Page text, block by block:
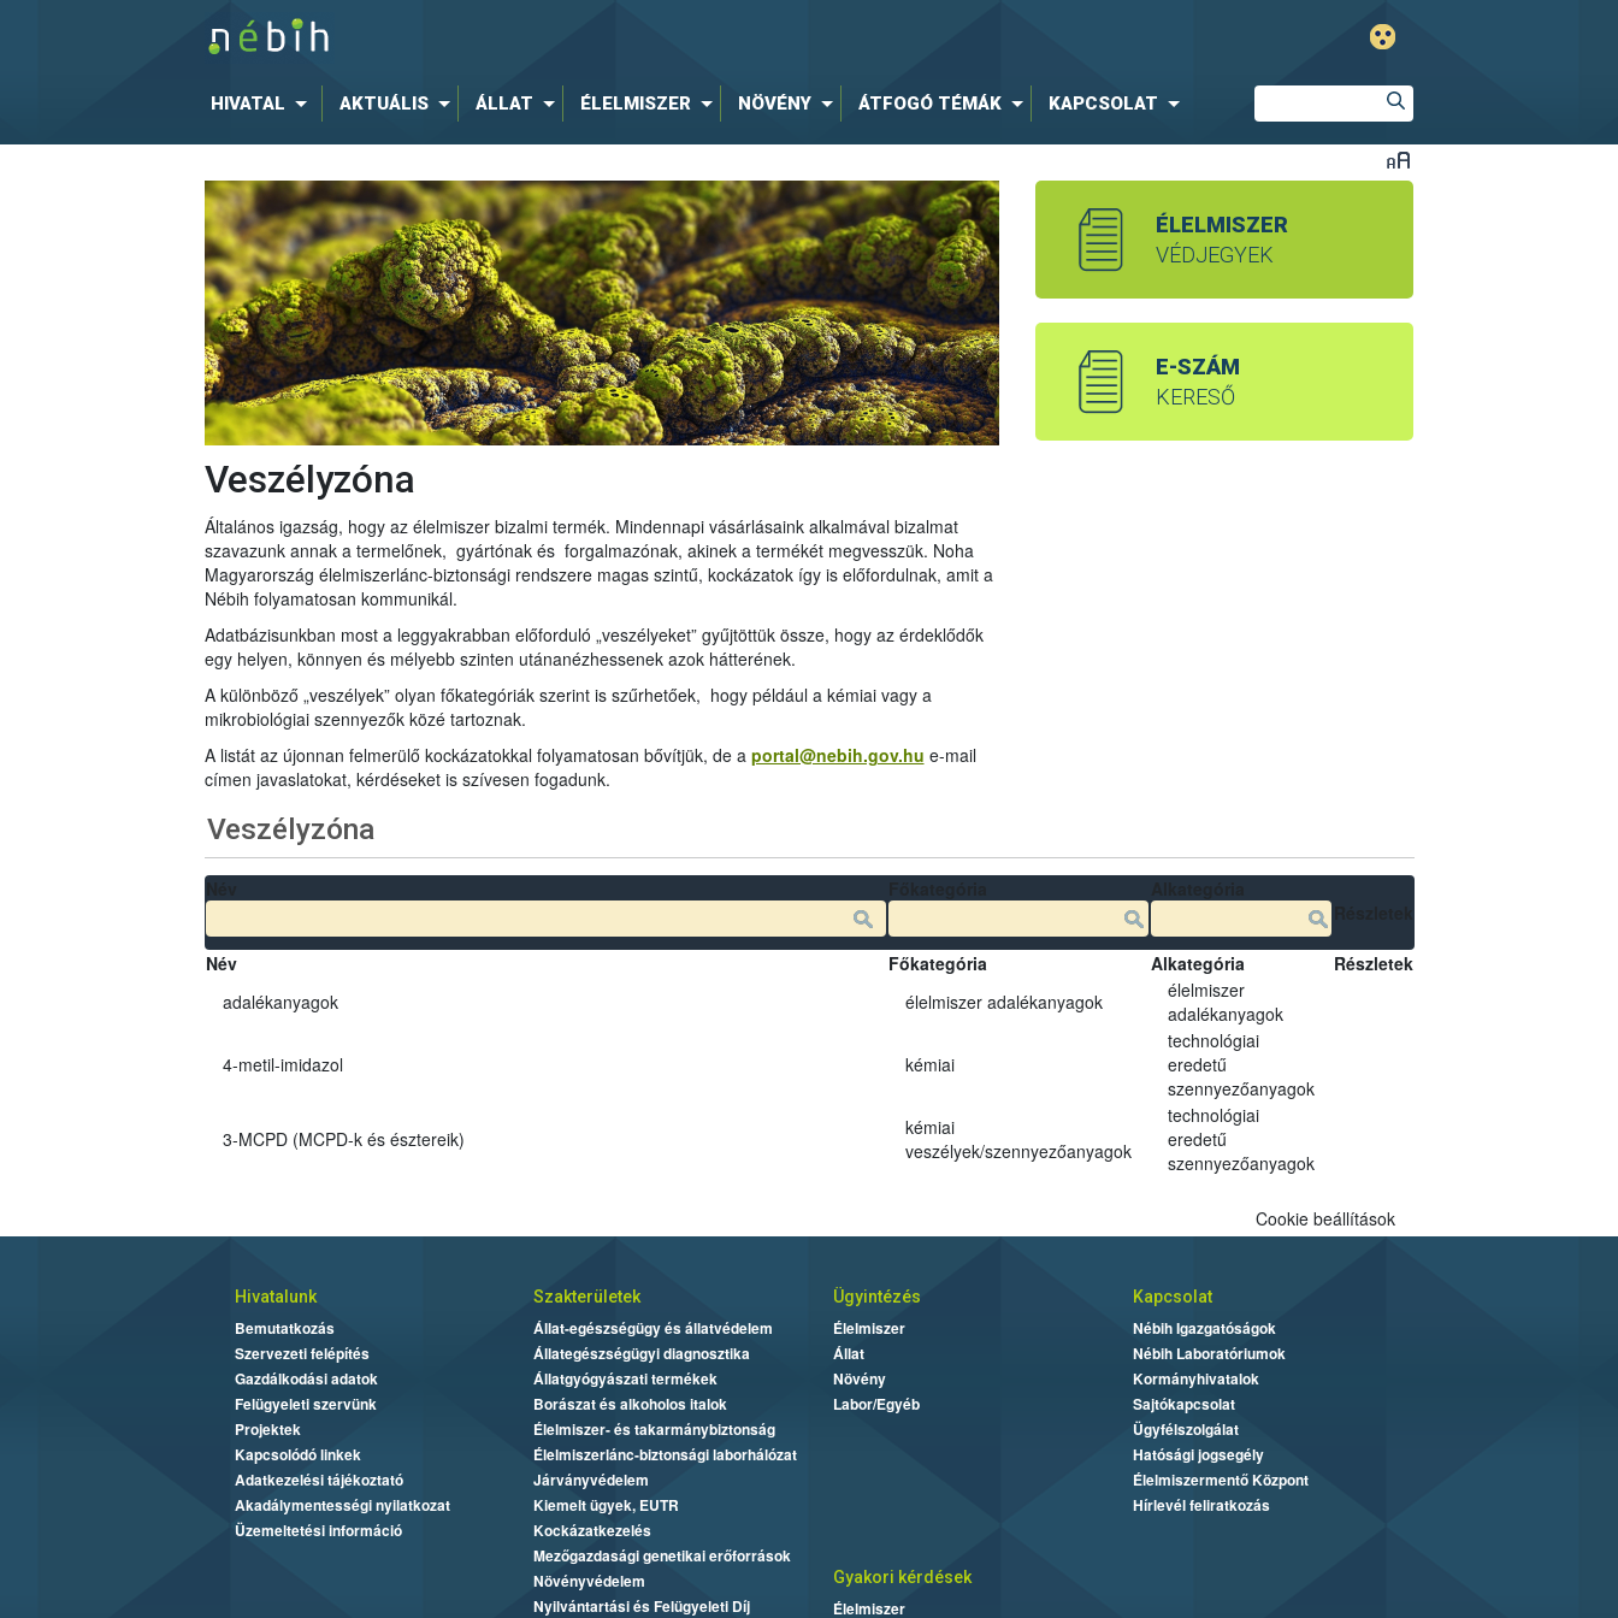
HIVATAL AKTUÁLIS ÁLLAT ÉLELMISZER NÖVÉNY ÁTFOGÓ TÉMÁK KAPCSOLAT
Veszélyzóna
Általános igazság, hogy az élelmiszer bizalmi termék. Mindennapi vásárlásaink alkalmával bizalmat
szavazunk annak a termelőnek, gyártónak és forgalmazónak, akinek a termékét megvesszük. Noha
Magyarország élelmiszerlánc-biztonsági rendszere magas szintű, kockázatok így is előfordulnak, amit a
Nébih folyamatosan kommunikál.
Adatbázisunkban most a leggyakrabban előforduló „veszélyeket” gyűjtöttük össze, hogy az érdeklődők
egy helyen, könnyen és mélyebb szinten utánanézhessenek azok hátterének.
A különböző „veszélyek” olyan főkategóriák szerint is szűrhetőek, hogy például a kémiai vagy a
mikrobiológiai szennyezők közé tartoznak.
A listát az újonnan felmerülő kockázatokkal folyamatosan bővítjük, de a portal@nebih.gov.hu e-mail
címen javaslatokat, kérdéseket is szívesen fogadunk.
ÉLELMISZER
VÉDJEGYEK
E-SZÁM
KERESŐ
Veszélyzóna
Név Főkategória Alkategória
Részletek
adalékanyagok
élelmiszer adalékanyagok
élelmiszer
adalékanyagok
4-metil-imidazol kémiai
technológiai
eredetű
szennyezőanyagok
3-MCPD (MCPD-k és észtereik)
kémiai
veszélyek/szennyezőanyagok
technológiai
eredetű
szennyezőanyagok
Cookie beállítások
Hivatalunk
Bemutatkozás
Szervezeti felépítés
Gazdálkodási adatok
Felügyeleti szervünk
Projektek
Kapcsolódó linkek
Adatkezelési tájékoztató
Akadálymentességi nyilatkozat
Üzemeltetési információ
Szakterületek
Állat-egészségügy és állatvédelem
Állategészségügyi diagnosztika
Állatgyógyászati termékek
Borászat és alkoholos italok
Élelmiszer- és takarmánybiztonság
Élelmiszerlánc-biztonsági laborhálózat
Járványvédelem
Kiemelt ügyek, EUTR
Kockázatkezelés
Mezőgazdasági genetikai erőforrások
Növényvédelem
Nyilvántartási és Felügyeleti Díj
Ügyintézés
Élelmiszer
Állat
Növény
Labor/Egyéb
Kapcsolat
Nébih Igazgatóságok
Nébih Laboratóriumok
Kormányhivatalok
Sajtókapcsolat
Ügyfélszolgálat
Hatósági jogsegély
Élelmiszermentő Központ
Hírlevél feliratkozás
Gyakori kérdések
Élelmiszer